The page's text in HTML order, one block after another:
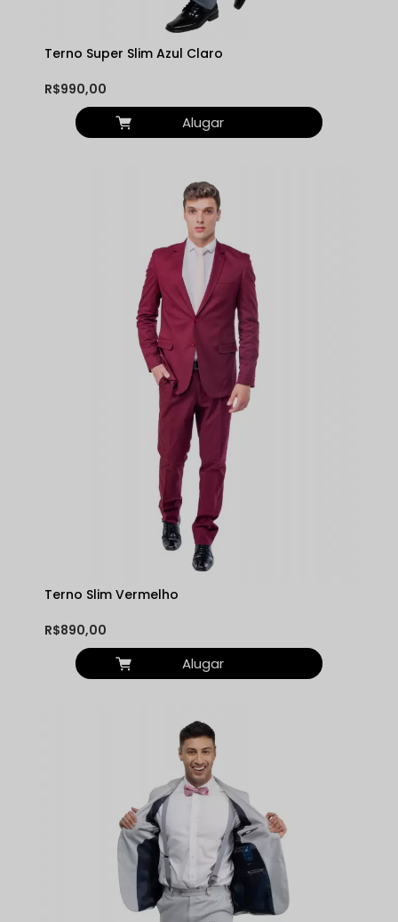
Terno Super Slim Azul Claro
R$990,00
Alugar
Terno Slim Vermelho
R$890,00
Alugar